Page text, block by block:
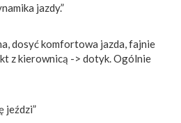
jazdy.”
dosyć komfortowa jazda, fajnie
z kierownicą -> dotyk. Ogólnie
jeździ”